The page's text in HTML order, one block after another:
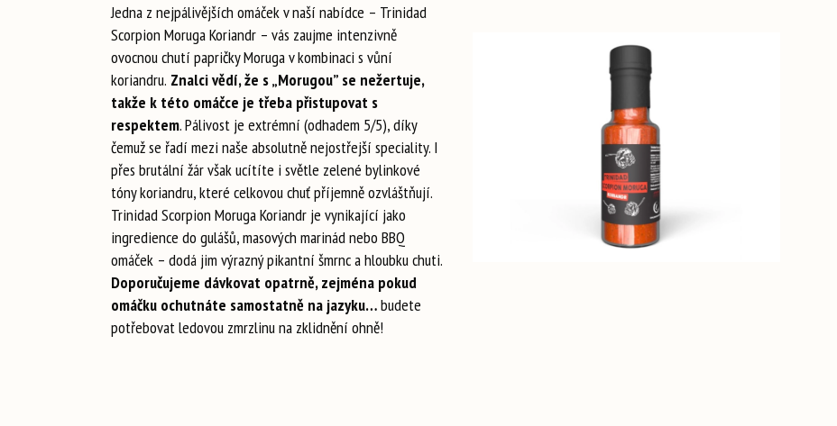
Jedna z nejpálivějších omáček v naší nabídce – Trinidad
Scorpion Moruga Koriandr – vás zaujme intenzivně
ovocnou chutí papričky Moruga v kombinaci s vůní
koriandru. Znalci vědí, že s „Morugou” se nežertuje,
takže k této omáčce je třeba přistupovat s
respektem. Pálivost je extrémní (odhadem 5/5), díky
čemuž se řadí mezi naše absolutně nejostřejší speciality. I
přes brutální žár však ucítíte i světle zelené bylinkové
tóny koriandru, které celkovou chuť příjemně ozvláštňují.
Trinidad Scorpion Moruga Koriandr je vynikající jako
ingredience do gulášů, masových marinád nebo BBQ
omáček – dodá jim výrazný pikantní šmrnc a hloubku chuti.
Doporučujeme dávkovat opatrně, zejména pokud
omáčku ochutnáte samostatně na jazyku…budete
potřebovat ledovou zmrzlinu na zklidnění ohně!